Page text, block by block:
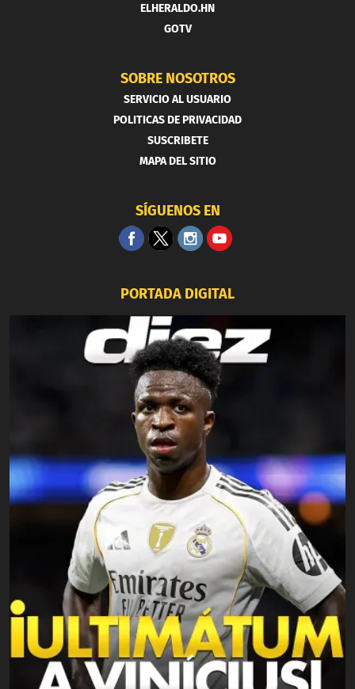
ELHERALDO.HN
GOTV
SOBRE NOSOTROS
SERVICIO AL USUARIO
POLITICAS DE PRIVACIDAD
SUSCRIBETE
MAPA DEL SITIO
SÍGUENOS EN
PORTADA DIGITAL